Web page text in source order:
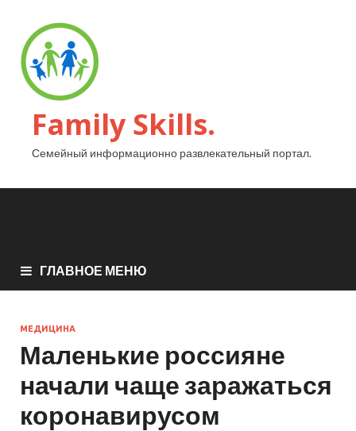
Family Skills.
Семейный информационно развлекательный портал.
ГЛАВНОЕ МЕНЮ
МЕДИЦИНА
Маленькие россияне
начали чаще заражаться
коронавирусом